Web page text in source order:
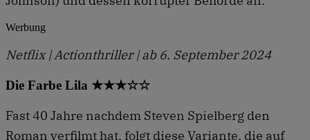
Werbung
Netflix | Actionthriller | ab 6. September 2024
Die Farbe Lila ★★★☆☆
Fast 40 Jahre nachdem Steven Spielberg den
Roman verfilmt hat, folgt diese Variante, die auf